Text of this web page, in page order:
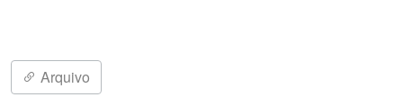
Arquivo